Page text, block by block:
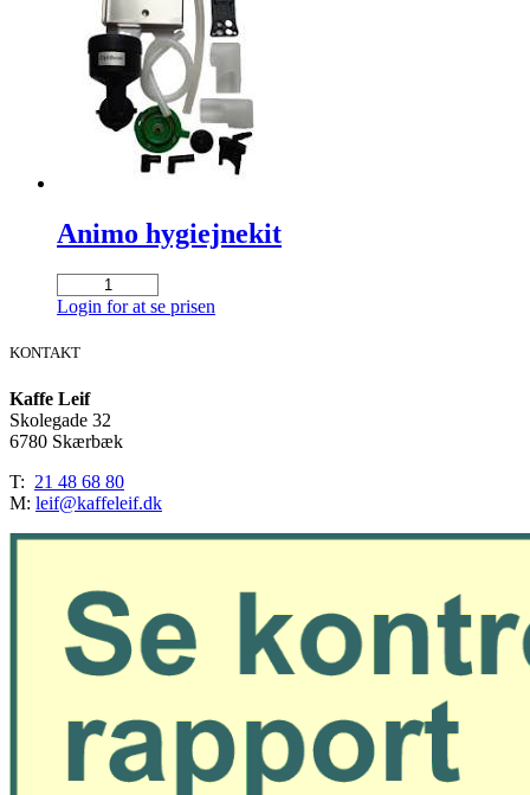
Animo hygiejnekit
Animo
hygiejnekit
Login for at se prisen
KONTAKT
Kaffe Leif
Skolegade 32
6780 Skærbæk
T: 21 48 68 80
M: leif@kaffeleif.dk